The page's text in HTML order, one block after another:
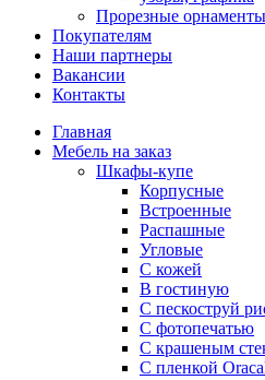
Прорезные орнаменты
Покупателям
Наши партнеры
Вакансии
Контакты
Главная
Мебель на заказ
Шкафы-купе
Корпусные
Встроенные
Распашные
Угловые
С кожей
В гостиную
С пескоструй
С фотопечатью
С крашеным
С пленкой